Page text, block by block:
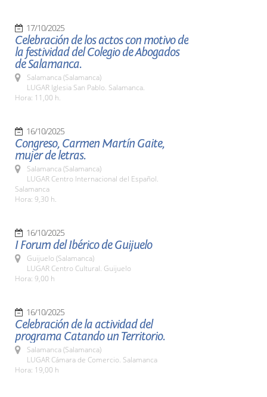
17/10/2025
Celebración de los actos con motivo de
la festividad del Colegio de Abogados
de Salamanca.
Salamanca (Salamanca)
LUGAR Iglesia San Pablo. Salamanca.
Hora: 11,00 h.
16/10/2025
Congreso, Carmen Martín Gaite,
mujer de letras.
Salamanca (Salamanca)
LUGAR Centro Internacional del Español.
Salamanca
Hora: 9,30 h.
16/10/2025
I Forum del Ibérico de Guijuelo
Guijuelo (Salamanca)
LUGAR Centro Cultural. Guijuelo
Hora: 9,00 h
16/10/2025
Celebración de la actividad del
programa Catando un Territorio.
Salamanca (Salamanca)
LUGAR Cámara de Comercio. Salamanca
Hora: 19,00 h